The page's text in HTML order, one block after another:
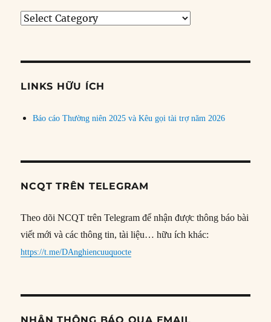
Tìm
đề
LINKS HỮU ÍCH
Báo cáo Thường niên 2025 và Kêu gọi tài trợ năm 2026
NCQT TRÊN TELEGRAM
Theo dõi NCQT trên Telegram để nhận được thông báo bài
viết mới và các thông tin, tài liệu… hữu ích khác:
https://t.me/DAnghiencuuquocte
NHẬN THÔNG BÁO QUA EMAIL